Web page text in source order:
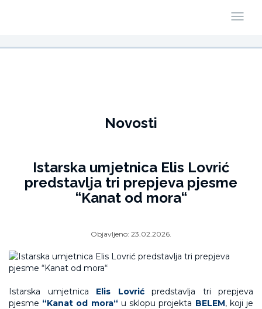
Novosti
Istarska umjetnica Elis Lovrić
predstavlja tri prepjeva pjesme
“Kanat od mora“
Objavljeno: 23.02.2026.
Istarska umjetnica Elis Lovrićpredstavlja tri prepjeva
pjesme “Kanat od mora“ u sklopu projekta BELEM, koji je